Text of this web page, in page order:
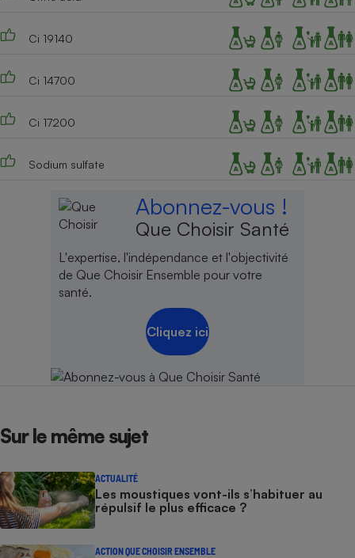
Ci 19140
Ci 14700
Ci 17200
Sodium sulfate
Abonnez-vous !
Que Choisir Santé
L'expertise, l'indépendance et l'objectivité
de Que Choisir Ensemble pour votre
santé.
Cliquez ici
Sur le même sujet
ACTUALITÉ
Les moustiques vont-ils s’habituer au
répulsif le plus efficace ?
ACTION QUE CHOISIR ENSEMBLE